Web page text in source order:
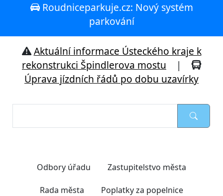
Roudniceparkuje.cz: Nový systém
parkování
Aktuální informace Ústeckého kraje k
rekonstrukci Špindlerova mostu |
Úprava jízdních řádů po dobu uzavírky
Odbory úřadu Zastupitelstvo města
Rada města Poplatky za popelnice